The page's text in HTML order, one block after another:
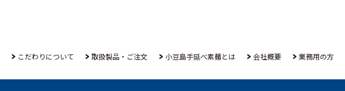
こだわりについて 取扱製品・ご注文 小豆島手延べ素麺とは 会社概要 業務用の方